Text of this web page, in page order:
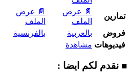
تمارين
📄 عرض
الملف
📄 عرض
الملف
فروض
بالعربية
بالفرنسية
فيديوهات مشاهدة
■ نقدم لكم ايضا :